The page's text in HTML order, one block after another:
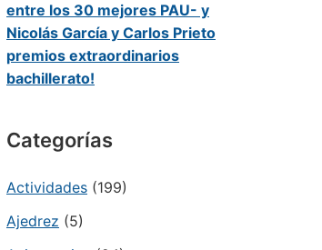
entre los 30 mejores PAU- y
Nicolás García y Carlos Prieto
premios extraordinarios
bachillerato!
Categorías
Actividades (199)
Ajedrez (5)